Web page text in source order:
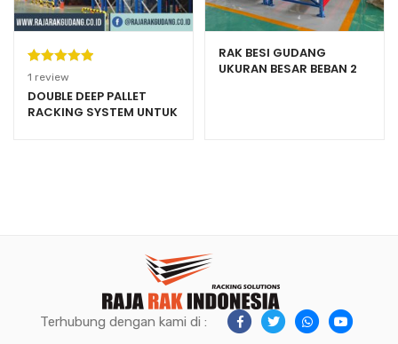
Peringkat
5.00 dari 5
berdasarka
11 review
DOUBLE DEEP PALLET
RACKING SYSTEM UNTUK
RAK BESI GUDANG
UKURAN BESAR BEBAN 2
Terhubung dengan kami di :